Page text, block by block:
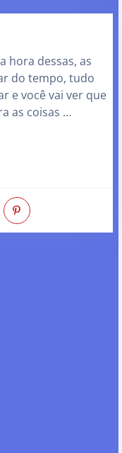
hora dessas, as
do tempo, tudo
e você vai ver que
as coisas …